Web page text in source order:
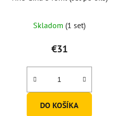
Skladom (1 set)
€31
DO KOŠÍKA